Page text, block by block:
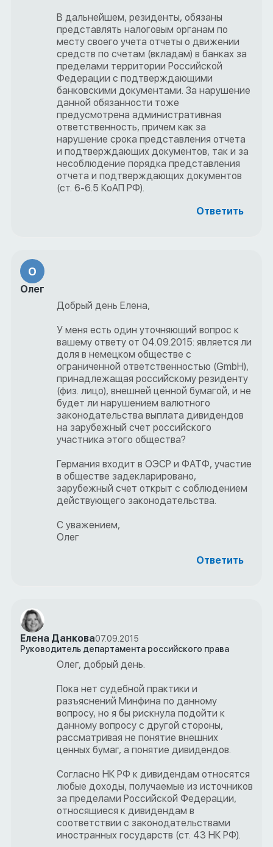
В дальнейшем, резиденты, обязаны
представлять налоговым органам по
месту своего учета отчеты о движении
средств по счетам (вкладам) в банках за
пределами территории Российской
Федерации с подтверждающими
банковскими документами. За нарушение
данной обязанности тоже
предусмотрена административная
ответственность, причем как за
нарушение срока представления отчета
и подтверждающих документов, так и за
несоблюдение порядка представления
отчета и подтверждающих документов
(ст. 6-6.5 КоАП РФ).
Ответить
О
Олег
Добрый день Елена,
У меня есть один уточняющий вопрос к
вашему ответу от 04.09.2015: является ли
доля в немецком обществе с
ограниченной ответственностью (GmbH),
принадлежащая российскому резиденту
(физ. лицо), внешней ценной бумагой, и не
будет ли нарушением валютного
законодательства выплата дивидендов
на зарубежный счет российского
участника этого общества?
Германия входит в ОЭСР и ФАТФ, участие
в обществе задекларировано,
зарубежный счет открыт с соблюдением
действующего законодательства.
С уважением,
Олег
Ответить
Елена Данкова07.09.2015
Руководитель департамента российского права
Олег, добрый день.
Пока нет судебной практики и
разъяснений Минфина по данному
вопросу, но я бы рискнула подойти к
данному вопросу с другой стороны,
рассматривая не понятие внешних
ценных бумаг, а понятие дивидендов.
Согласно НК РФ к дивидендам относятся
любые доходы, получаемые из источников
за пределами Российской Федерации,
относящиеся к дивидендам в
соответствии с законодательствами
иностранных государств (ст. 43 НК РФ).